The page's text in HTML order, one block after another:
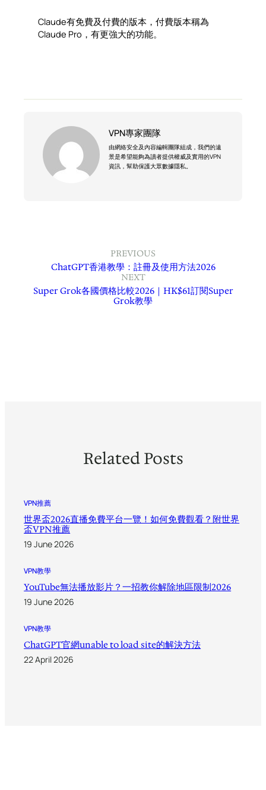
Claude有免費及付費的版本，付費版本稱為
Claude Pro，有更強大的功能。
VPN專家團隊
由網絡安全及內容編輯團隊組成，我們的遠
景是希望能夠為讀者提供權威及實用的VPN
資訊，幫助保護大眾數據隱私。
PREVIOUS
ChatGPT香港教學：註冊及使用方法2026
NEXT
Super Grok各國價格比較2026｜HK$61訂閱Super
Grok教學
Related Posts
VPN推薦
世界盃2026直播免費平台一覽！如何免費觀看？附世界
盃VPN推薦
19 June 2026
VPN教學
YouTube無法播放影片？一招教你解除地區限制2026
19 June 2026
VPN教學
ChatGPT官網unable to load site的解決方法
22 April 2026